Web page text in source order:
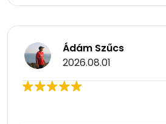
Ádám Szűcs
2026.08.01